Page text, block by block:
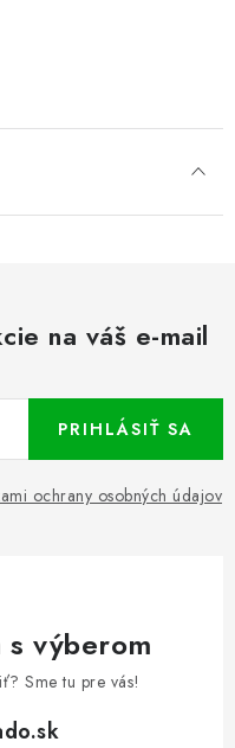
na váš e-mail
ochrany osobných údajov
PRIHLÁSIŤ SA
s výberom
Sme tu pre vás!